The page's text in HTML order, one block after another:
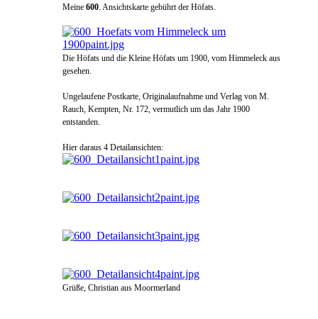
Meine 600. Ansichtskarte gebührt der Höfats.
Die Höfats und die Kleine Höfats um 1900, vom Himmeleck aus
gesehen.
Ungelaufene Postkarte, Originalaufnahme und Verlag von M.
Rauch, Kempten, Nr. 172, vermutlich um das Jahr 1900
entstanden.
Hier daraus 4 Detailansichten:
Grüße, Christian aus Moormerland